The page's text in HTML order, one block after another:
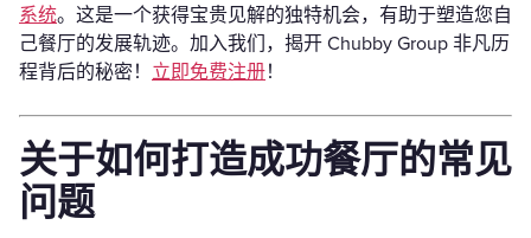
系统。这是一个获得宝贵见解的独特机会，有助于塑造您自
己餐厅的发展轨迹。加入我们，揭开 Chubby Group 非凡历
程背后的秘密！ 立即免费注册！
关于如何打造成功餐厅的常见
问题